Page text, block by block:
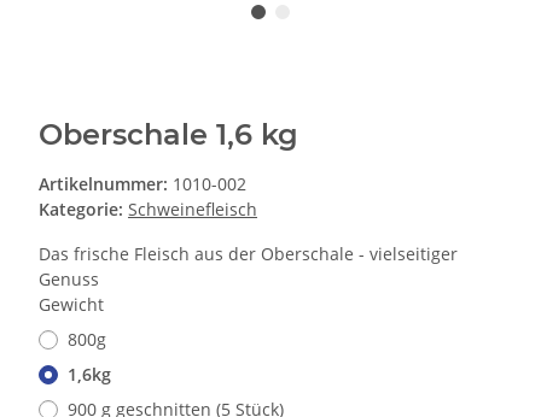
Oberschale 1,6 kg
Artikelnummer: 1010-002
Kategorie: Schweinefleisch
Das frische Fleisch aus der Oberschale - vielseitiger
Genuss
Gewicht
800g
1,6kg
900 g geschnitten (5 Stück)